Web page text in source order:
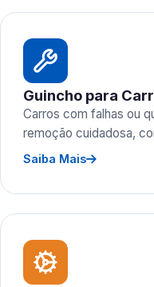
Guincho para
Carros com falhas ou
remoção cuidadosa,
Saiba Mais